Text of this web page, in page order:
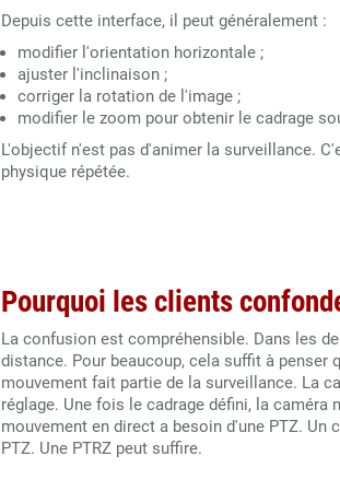
Depuis cette interface, il peut généralement :
modifier l'orientation horizontale ;
ajuster l'inclinaison ;
corriger la rotation de l'image ;
modifier le zoom pour obtenir le cadrage
L'objectif n'est pas d'animer la surveillance.
physique répétée.
Pourquoi les clients
La confusion est compréhensible. Dans les
distance. Pour beaucoup, cela suffit à penser
mouvement fait partie de la surveillance. La
réglage. Une fois le cadrage défini, la
mouvement en direct a besoin d'une PTZ.
PTZ. Une PTRZ peut suffire.